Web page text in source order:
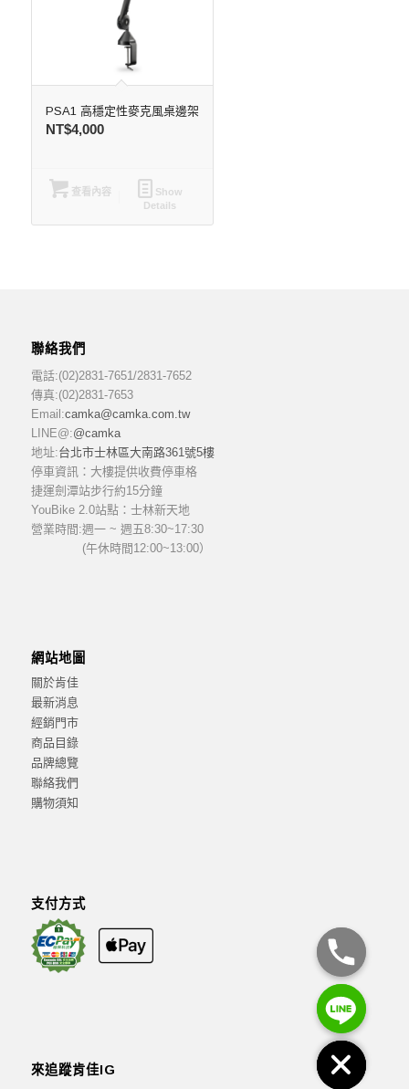
PSA1 高穩定性麥克風桌邊架
NT$4,000
查看內容
Show
Details
聯絡我們
電話:(02)2831-7651/2831-7652
傳真:(02)2831-7653
Email:camka@camka.com.tw
LINE@:@camka
地址:台北市士林區大南路361號5樓
停車資訊：大樓提供收費停車格
捷運劍潭站步行約15分鐘
YouBike 2.0站點：士林新天地
營業時間:週一 ~ 週五8:30~17:30
(午休時間12:00~13:00）
網站地圖
關於肯佳
最新消息
經銷門市
商品目錄
品牌總覽
聯絡我們
購物須知
支付方式
來追蹤肯佳IG